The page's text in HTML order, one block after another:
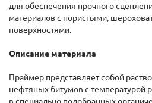
для обеспечения прочного
материалов с пористыми,
поверхностями.
Описание материала
Праймер представляет собой
нефтяных битумов с температурой
в специально подобранных